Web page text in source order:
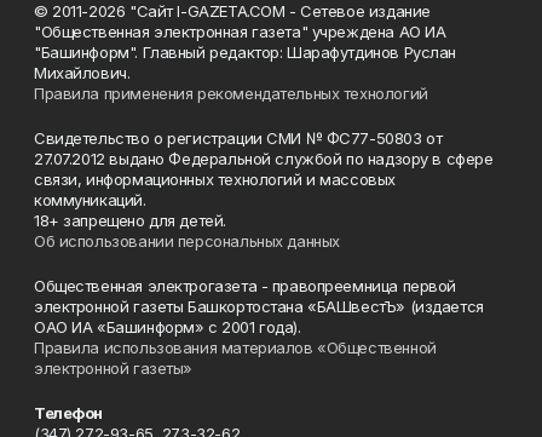
© 2011-2026 "Сайт I-GAZETA.COM - Сетевое издание
"Общественная электронная газета" учреждена АО ИА
"Башинформ". Главный редактор: Шарафутдинов Руслан
Михайлович.
Правила применения рекомендательных технологий
Свидетельство о регистрации СМИ № ФС77-50803 от
27.07.2012 выдано Федеральной службой по надзору в сфере
связи, информационных технологий и массовых
коммуникаций.
18+ запрещено для детей.
Об использовании персональных данных
Общественная электрогазета - правопреемница первой
электронной газеты Башкортостана «БАШвестЪ» (издается
ОАО ИА «Башинформ» с 2001 года).
Правила использования материалов «Общественной
электронной газеты»
Телефон